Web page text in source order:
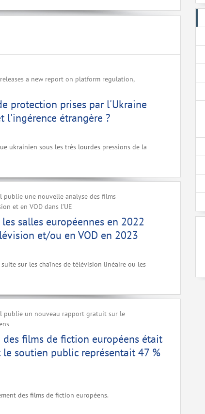
a new report on platform regulation,
protection prises par l'Ukraine
l'ingérence étrangère ?
ukrainien sous les très lourdes pressions de la
publie une nouvelle analyse des films
et en VOD dans l’UE
salles européennes en 2022
et/ou en VOD en 2023
sur les chaînes de télévision linéaire ou les
publie un nouveau rapport gratuit sur le
films de fiction européens était
le soutien public représentait 47 %
des films de fiction européens.